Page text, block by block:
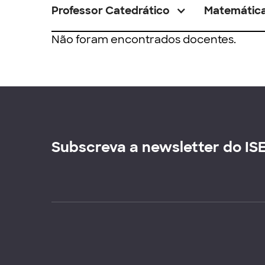
Professor Catedrático
Não foram encontrados docentes.
Subscreva a newsletter do